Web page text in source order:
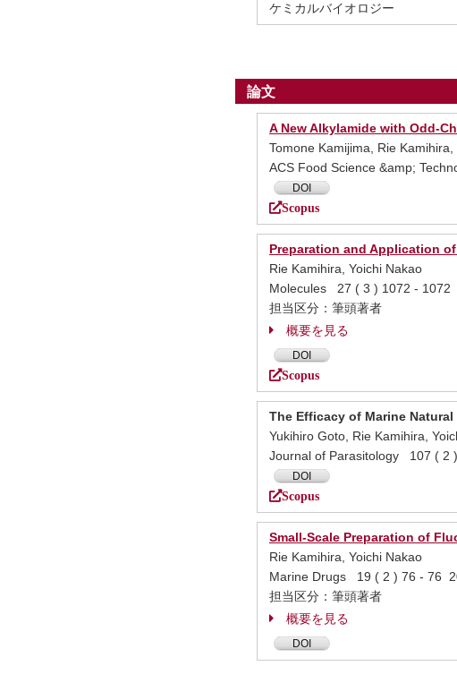
ケミカルバイオロジー
論文
A New Alkylamide with Odd-
Tomone Kamijima, Rie
ACS Food Science &amp;
DOI
Scopus
Preparation and Application
Rie Kamihira, Yoichi Nakao
Molecules 27 ( 3 ) 1072 - 1072
担当区分：筆頭著者
概要を見る
DOI
Scopus
The Efficacy of Marine
Yukihiro Goto, Rie Kamihira,
Journal of Parasitology 107 ( 2
DOI
Scopus
Small-Scale Preparation of
Rie Kamihira, Yoichi Nakao
Marine Drugs 19 ( 2 ) 76 - 76
担当区分：筆頭著者
概要を見る
DOI